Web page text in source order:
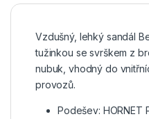
Vzdušný, lehký sandál
tužinkou se svrškem z
nubuk, vhodný do
provozů.
Podešev: HORNET